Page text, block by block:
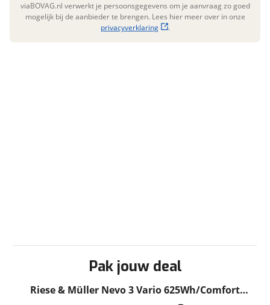
Pak jouw deal
Riese & Müller Nevo 3 Vario 625Wh/Comfort
viaBOVAG.nl verwerkt je persoonsgegevens om je aanvraag zo goed
mogelijk bij de aanbieder te brengen. Lees hier meer over in onze
privacyverklaring
.